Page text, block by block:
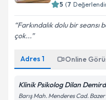
5 (7
Farkındalık dolu bir seansı
çok...
Adres 1 Online
Klinik Psikolog Dilan
Barış Mah. Menderes Cad.